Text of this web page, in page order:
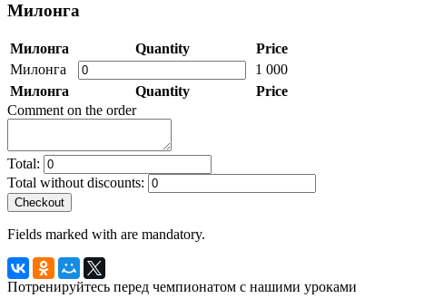
Милонга
Милонга Quantity
Price
Милонга
1 000
Милонга
Quantity
Price
Comment on the order
Total:
Total without discounts:
Checkout
Fields marked with are mandatory.
Потренируйтесь перед чемпионатом с нашими уроками